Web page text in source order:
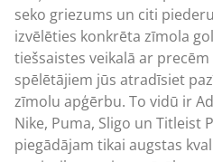
seko griezums un citi
izvēlēties konkrēta zīmola
tiešsaistes veikalā ar
spēlētājiem jūs atradīsiet
zīmolu apģērbu. To vidū ir
Nike, Puma, Sligo un Titleist
piegādājam tikai augstas